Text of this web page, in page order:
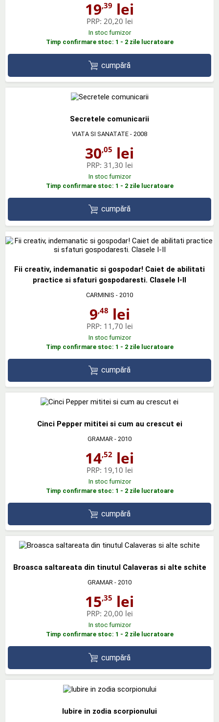
19,39 lei
PRP: 20,20 lei
In stoc furnizor
Timp confirmare stoc: 1 - 2 zile lucratoare
cumpără
Secretele comunicarii
VIATA SI SANATATE - 2008
30,05 lei
PRP: 31,30 lei
In stoc furnizor
Timp confirmare stoc: 1 - 2 zile lucratoare
cumpără
Fii creativ, indemanatic si gospodar! Caiet de abilitati
practice si sfaturi gospodaresti. Clasele I-II
CARMINIS - 2010
9,48 lei
PRP: 11,70 lei
In stoc furnizor
Timp confirmare stoc: 1 - 2 zile lucratoare
cumpără
Cinci Pepper mititei si cum au crescut ei
GRAMAR - 2010
14,52 lei
PRP: 19,10 lei
In stoc furnizor
Timp confirmare stoc: 1 - 2 zile lucratoare
cumpără
Broasca saltareata din tinutul Calaveras si alte schite
GRAMAR - 2010
15,35 lei
PRP: 20,00 lei
In stoc furnizor
Timp confirmare stoc: 1 - 2 zile lucratoare
cumpără
Iubire in zodia scorpionului